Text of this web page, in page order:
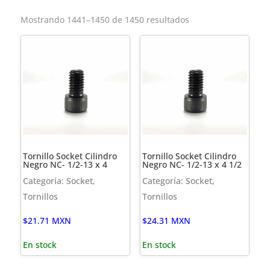
Mostrando 1441–1450 de 1450 resultados
Tornillo Socket Cilindro
Negro NC- 1/2-13 x 4
Categoría: Socket,
Tornillos
$21.71 MXN
En stock
Tornillo Socket Cilindro
Negro NC- 1/2-13 x 4 1/2
Categoría: Socket,
Tornillos
$24.31 MXN
En stock